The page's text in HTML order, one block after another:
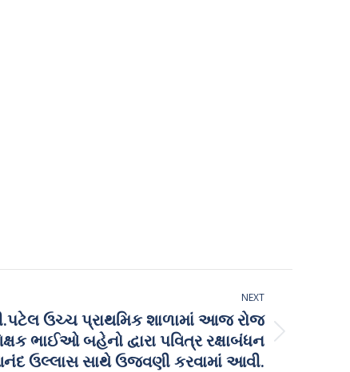
NEXT
ઉચ્ચ પ્રાથમિક શાળામાં આજ રોજ
ભાઈઓ બહેનો દ્વારા પવિત્ર રક્ષાબંધન
ઉલ્લાસ સાથે ઉજવણી કરવામાં આવી.